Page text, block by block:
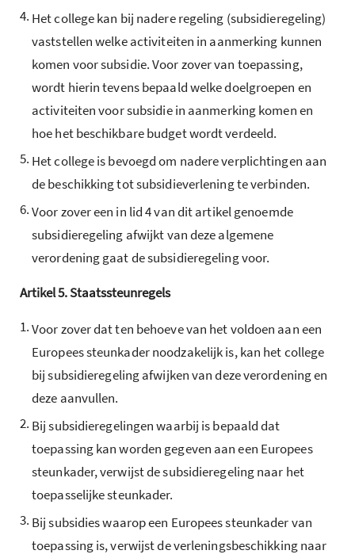
4. Het college kan bij nadere regeling (subsidieregeling)
vaststellen welke activiteiten in aanmerking kunnen
komen voor subsidie. Voor zover van toepassing,
wordt hierin tevens bepaald welke doelgroepen en
activiteiten voor subsidie in aanmerking komen en
hoe het beschikbare budget wordt verdeeld.
5. Het college is bevoegd om nadere verplichtingen aan
de beschikking tot subsidieverlening te verbinden.
6.Voor zover een in lid 4 van dit artikel genoemde
subsidieregeling afwijkt van deze algemene
verordening gaat de subsidieregeling voor.
Artikel5.Staatssteunregels
1.Voor zover dat ten behoeve van het voldoen aan een
Europees steunkader noodzakelijk is, kan het college
bij subsidieregeling afwijken van deze verordening en
deze aanvullen.
2. Bij subsidieregelingen waarbij is bepaald dat
toepassing kan worden gegeven aan een Europees
steunkader, verwijst de subsidieregeling naar het
toepasselijke steunkader.
3. Bij subsidies waarop een Europees steunkader van
toepassing is, verwijst de verleningsbeschikking naar